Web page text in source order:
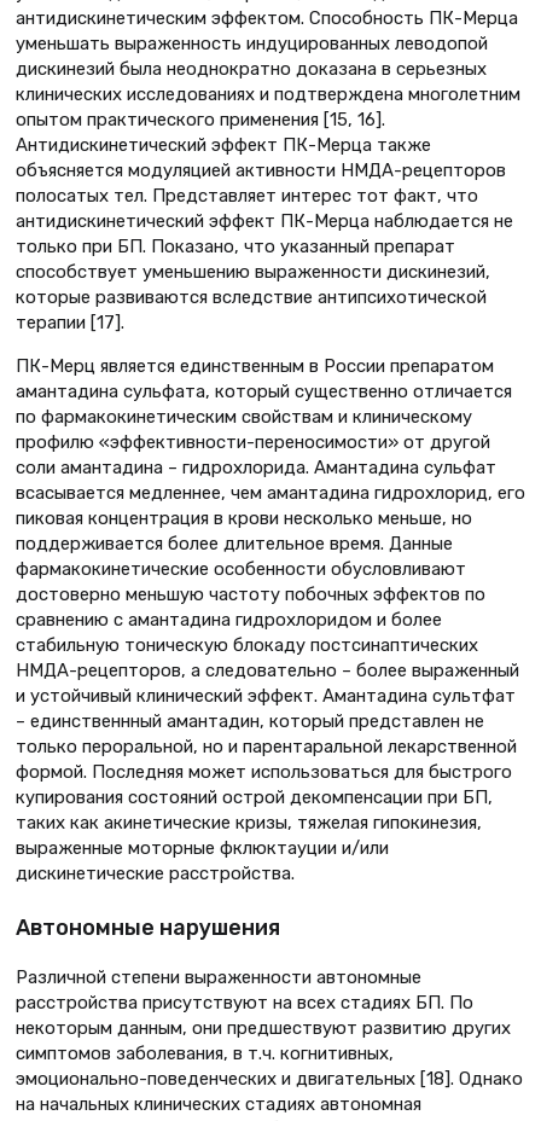
антидискинетическим эффектом. Способность ПК-Мерца
уменьшать выраженность индуцированных леводопой
дискинезий была неоднократно доказана в серьезных
клинических исследованиях и подтверждена многолетним
опытом практического применения [15, 16].
Антидискинетический эффект ПК-Мерца также
объясняется модуляцией активности НМДА-рецепторов
полосатых тел. Представляет интерес тот факт, что
антидискинетический эффект ПК-Мерца наблюдается не
только при БП. Показано, что указанный препарат
способствует уменьшению выраженности дискинезий,
которые развиваются вследствие антипсихотической
терапии [17].
ПК-Мерц является единственным в России препаратом
амантадина сульфата, который существенно отличается
по фармакокинетическим свойствам и клиническому
профилю «эффективности-переносимости» от другой
соли амантадина – гидрохлорида. Амантадина сульфат
всасывается медленнее, чем амантадина гидрохлорид, его
пиковая концентрация в крови несколько меньше, но
поддерживается более длительное время. Данные
фармакокинетические особенности обусловливают
достоверно меньшую частоту побочных эффектов по
сравнению с амантадина гидрохлоридом и более
стабильную тоническую блокаду постсинаптических
НМДА-рецепторов, а следовательно – более выраженный
и устойчивый клинический эффект. Амантадина сультфат
– единственнный амантадин, который представлен не
только пероральной, но и парентаральной лекарственной
формой. Последняя может использоваться для быстрого
купирования состояний острой декомпенсации при БП,
таких как акинетические кризы, тяжелая гипокинезия,
выраженные моторные фклюктауции и/или
дискинетические расстройства.
Автономные нарушения
Различной степени выраженности автономные
расстройства присутствуют на всех стадиях БП. По
некоторым данным, они предшествуют развитию других
симптомов заболевания, в т.ч. когнитивных,
эмоционально-поведенческих и двигательных [18]. Однако
на начальных клинических стадиях автономная